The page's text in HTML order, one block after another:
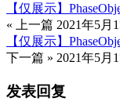
【仅展示】
« 上一篇 2021年5月
【仅展示】
下一篇 » 2021年5月
发表回复